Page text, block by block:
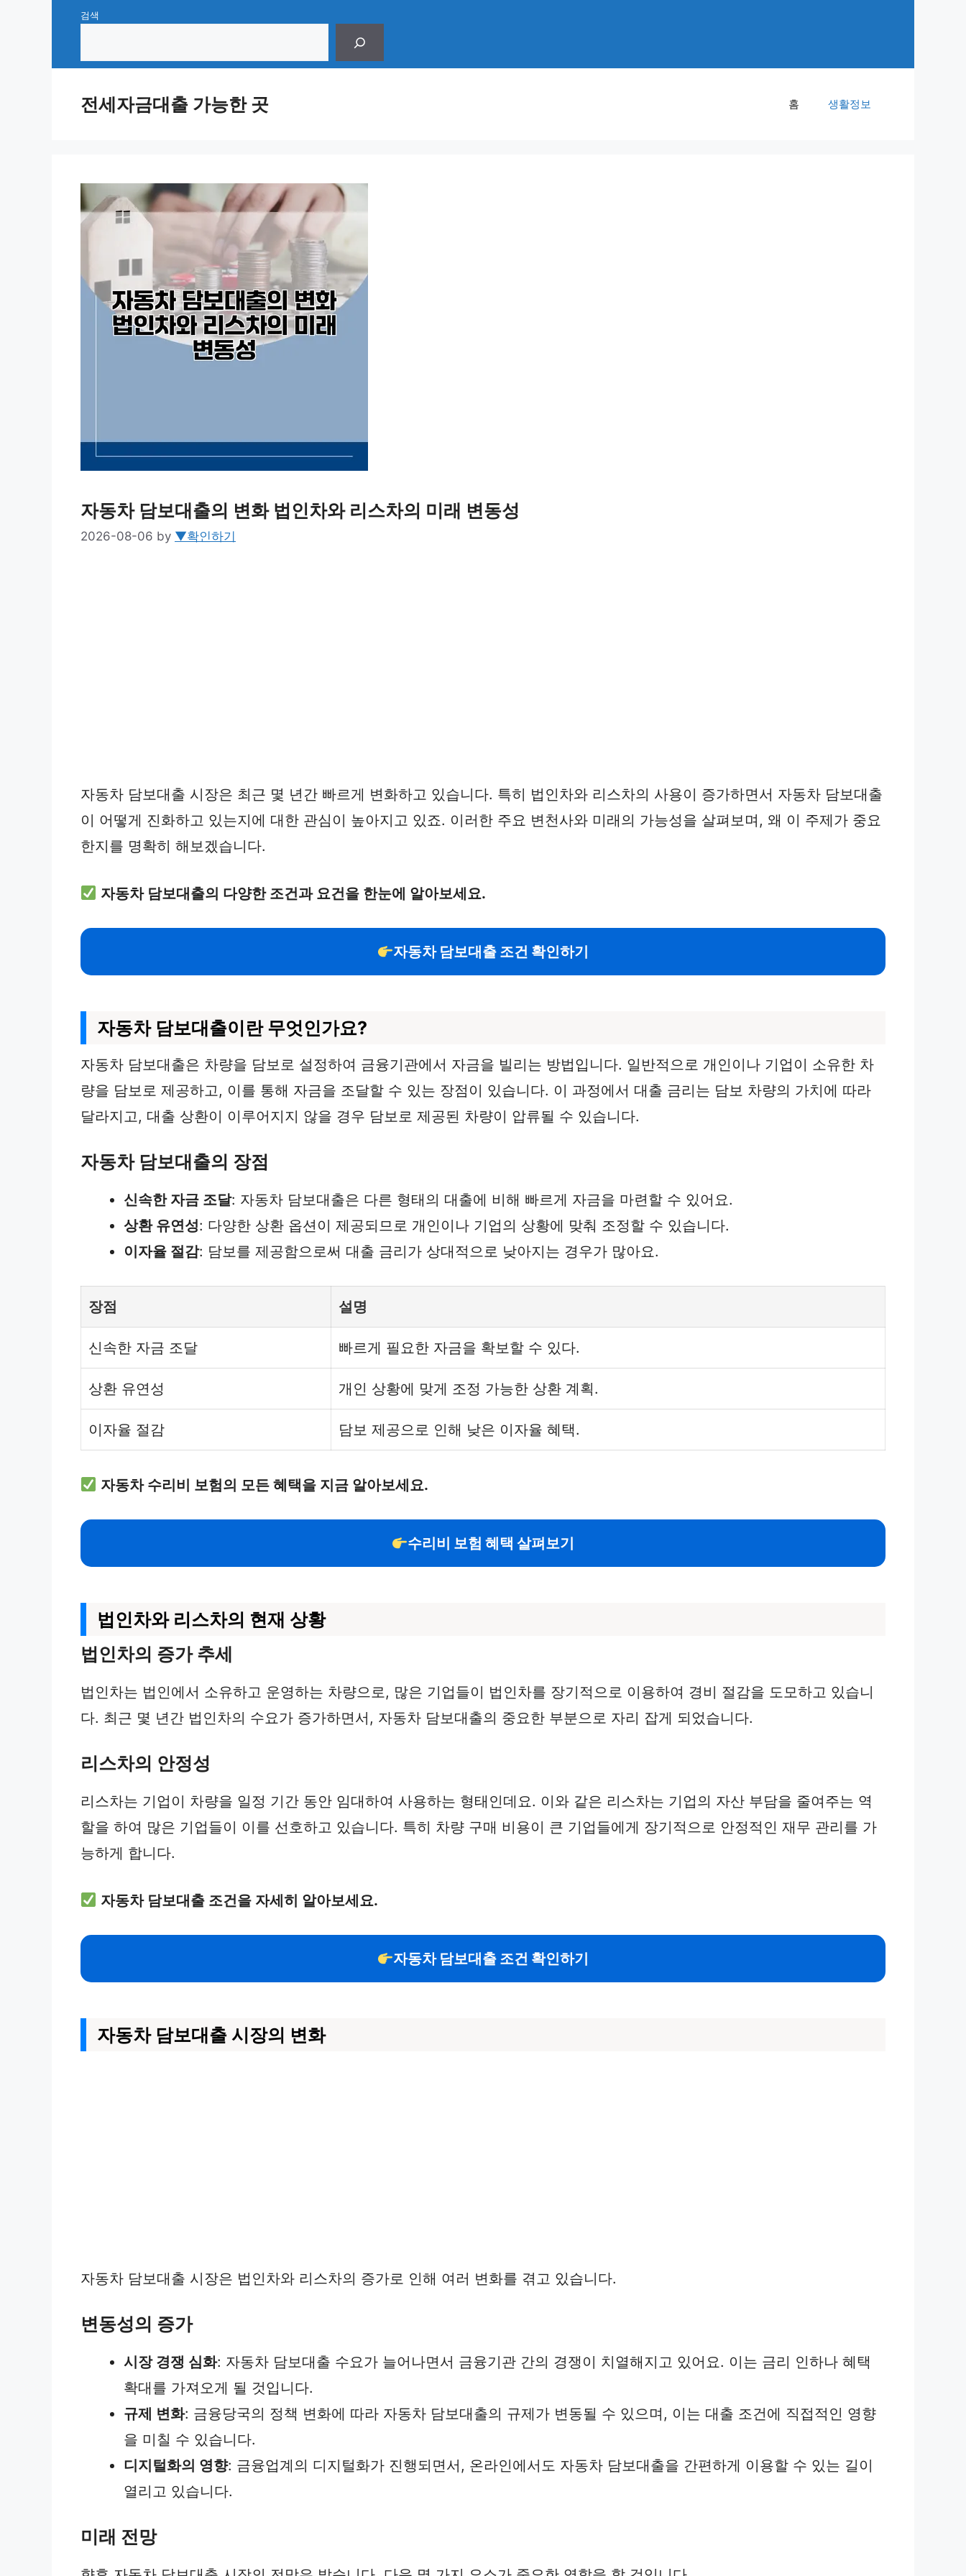
검색
전세자금대출 가능한 곳 홈 생활정보
자동차 담보대출의 변화 법인차와 리스차의 미래 변동성
2026-08-06 by ▼확인하기
자동차 담보대출 시장은 최근 몇 년간 빠르게 변화하고 있습니다. 특히 법인차와 리스차의 사용이 증가하면서 자동차 담보대출
이 어떻게 진화하고 있는지에 대한 관심이 높아지고 있죠. 이러한 주요 변천사와 미래의 가능성을 살펴보며, 왜 이 주제가 중요
한지를 명확히 해보겠습니다.
자동차 담보대출의 다양한 조건과 요건을 한눈에 알아보세요.
자동차 담보대출 조건 확인하기
자동차 담보대출이란 무엇인가요?
자동차 담보대출은 차량을 담보로 설정하여 금융기관에서 자금을 빌리는 방법입니다. 일반적으로 개인이나 기업이 소유한 차
량을 담보로 제공하고, 이를 통해 자금을 조달할 수 있는 장점이 있습니다. 이 과정에서 대출 금리는 담보 차량의 가치에 따라
달라지고, 대출 상환이 이루어지지 않을 경우 담보로 제공된 차량이 압류될 수 있습니다.
자동차 담보대출의 장점
신속한 자금 조달: 자동차 담보대출은 다른 형태의 대출에 비해 빠르게 자금을 마련할 수 있어요.
상환 유연성: 다양한 상환 옵션이 제공되므로 개인이나 기업의 상황에 맞춰 조정할 수 있습니다.
이자율 절감: 담보를 제공함으로써 대출 금리가 상대적으로 낮아지는 경우가 많아요.
장점 설명
신속한 자금 조달 빠르게 필요한 자금을 확보할 수 있다.
상환 유연성 개인 상황에 맞게 조정 가능한 상환 계획.
이자율 절감 담보 제공으로 인해 낮은 이자율 혜택.
자동차 수리비 보험의 모든 혜택을 지금 알아보세요.
수리비 보험 혜택 살펴보기
법인차와 리스차의 현재 상황
법인차의 증가 추세
법인차는 법인에서 소유하고 운영하는 차량으로, 많은 기업들이 법인차를 장기적으로 이용하여 경비 절감을 도모하고 있습니
다. 최근 몇 년간 법인차의 수요가 증가하면서, 자동차 담보대출의 중요한 부분으로 자리 잡게 되었습니다.
리스차의 안정성
리스차는 기업이 차량을 일정 기간 동안 임대하여 사용하는 형태인데요. 이와 같은 리스차는 기업의 자산 부담을 줄여주는 역
할을 하여 많은 기업들이 이를 선호하고 있습니다. 특히 차량 구매 비용이 큰 기업들에게 장기적으로 안정적인 재무 관리를 가
능하게 합니다.
자동차 담보대출 조건을 자세히 알아보세요.
자동차 담보대출 조건 확인하기
자동차 담보대출 시장의 변화
자동차 담보대출 시장은 법인차와 리스차의 증가로 인해 여러 변화를 겪고 있습니다.
변동성의 증가
시장 경쟁 심화: 자동차 담보대출 수요가 늘어나면서 금융기관 간의 경쟁이 치열해지고 있어요. 이는 금리 인하나 혜택
확대를 가져오게 될 것입니다.
규제 변화: 금융당국의 정책 변화에 따라 자동차 담보대출의 규제가 변동될 수 있으며, 이는 대출 조건에 직접적인 영향
을 미칠 수 있습니다.
디지털화의 영향: 금융업계의 디지털화가 진행되면서, 온라인에서도 자동차 담보대출을 간편하게 이용할 수 있는 길이
열리고 있습니다.
미래 전망